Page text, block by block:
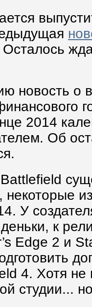
новость о
2014
Об
некоторые
У
к
Edge 2 и
4. Хотя
студии...